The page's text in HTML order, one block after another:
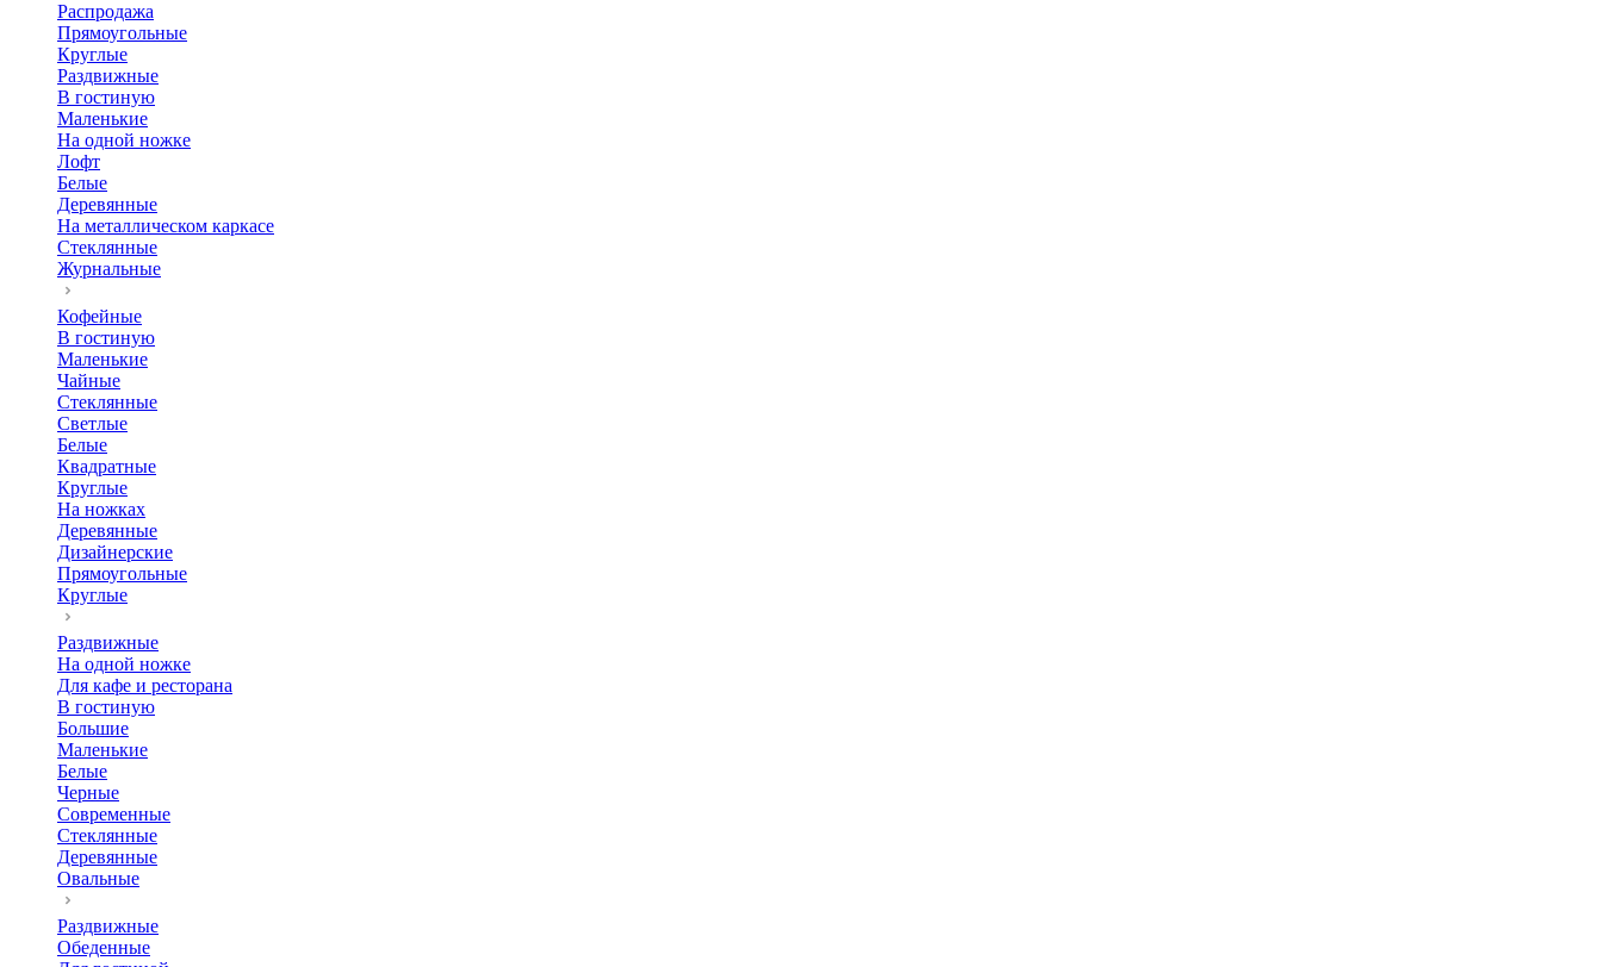
Распродажа
Прямоугольные
Круглые
Раздвижные
В гостиную
Маленькие
На одной ножке
Лофт
Белые
Деревянные
На металлическом каркасе
Стеклянные
Журнальные
Кофейные
В гостиную
Маленькие
Чайные
Стеклянные
Светлые
Белые
Квадратные
Круглые
На ножках
Деревянные
Дизайнерские
Прямоугольные
Круглые
Раздвижные
На одной ножке
Для кафе и ресторана
В гостиную
Большие
Маленькие
Белые
Черные
Современные
Стеклянные
Деревянные
Овальные
Раздвижные
Обеденные